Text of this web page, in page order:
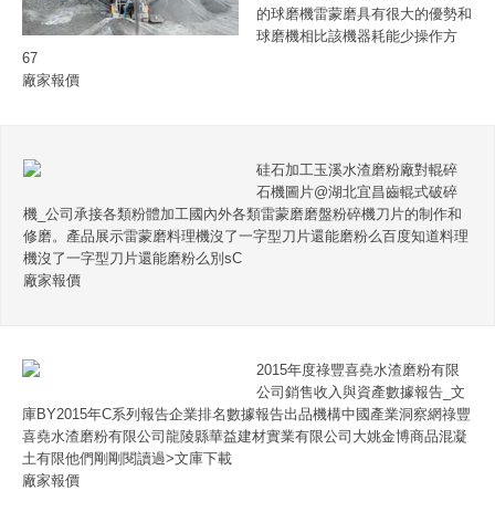
的球磨機雷蒙磨具有很大的優勢和
球磨機相比該機器耗能少操作方
67
廠家報價
硅石加工玉溪水渣磨粉廠對輥碎
石機圖片@湖北宜昌齒輥式破碎
機_公司承接各類粉體加工國內外各類雷蒙磨磨盤粉碎機刀片的制作和
修磨。產品展示雷蒙磨料理機沒了一字型刀片還能磨粉么百度知道料理
機沒了一字型刀片還能磨粉么別sC
廠家報價
2015年度祿豐喜堯水渣磨粉有限
公司銷售收入與資產數據報告_文
庫BY2015年C系列報告企業排名數據報告出品機構中國產業洞察網祿豐
喜堯水渣磨粉有限公司龍陵縣華益建材實業有限公司大姚金博商品混凝
土有限他們剛剛閱讀過>文庫下載
廠家報價